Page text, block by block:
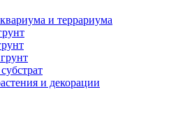
и террариума
и декорации